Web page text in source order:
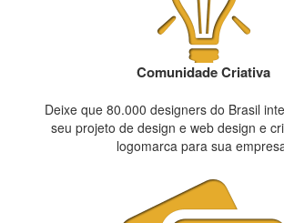
Comunidade Criativa
Deixe que 80.000 designers do Brasil
seu projeto de design e web design e
logomarca para sua